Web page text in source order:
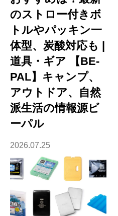
のストロー付きボ
トルやパッキン一
体型、炭酸対応も |
道具・ギア 【BE-
PAL】キャンプ、
アウトドア、自然
派生活の情報源ビ
ーパル
2026.07.25